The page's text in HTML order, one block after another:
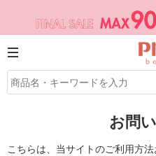
お問
こちらは、当サイトのご利用方